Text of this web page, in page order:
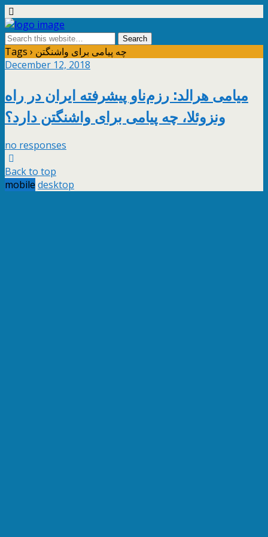
Tags › چه پیامی برای واشنگتن
December 12, 2018
میامی هرالد: رزم‌ناو پیشرفته ایران در راه
ونزوئلا، چه پیامی برای واشنگتن دارد؟
no responses
Back to top
mobile desktop